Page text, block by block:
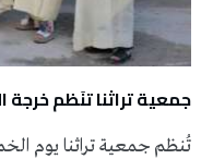
جمعية تراثنا تنَظم خرجة